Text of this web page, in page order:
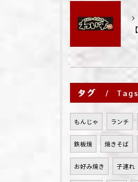
タグ Tags
もんじゃ ランチ
鉄板焼 焼きそば
お好み焼き 子連れ